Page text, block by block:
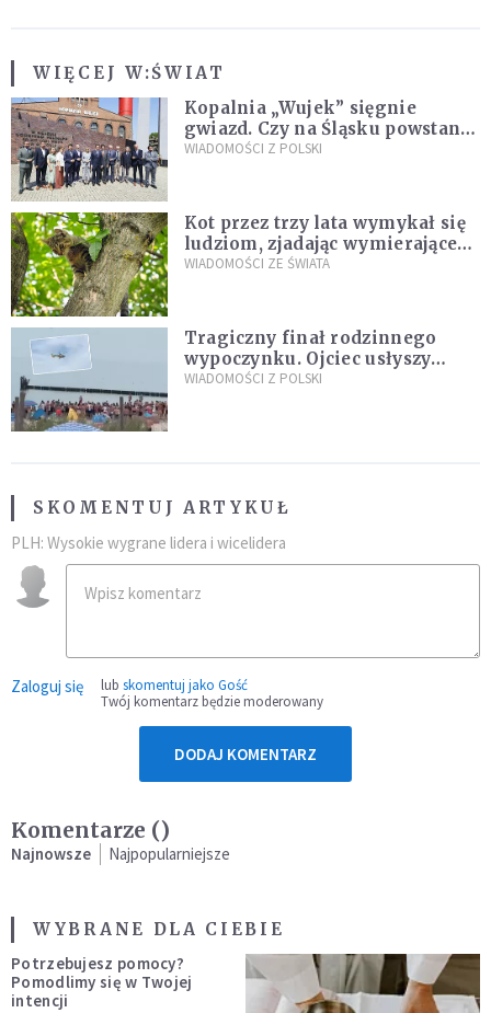
WIĘCEJ W:ŚWIAT
Kopalnia „Wujek” sięgnie
gwiazd. Czy na Śląsku powstanie
„Dolina Krzemowa”?
WIADOMOŚCI Z POLSKI
Kot przez trzy lata wymykał się
ludziom, zjadając wymierające
kaczki. W końcu popełnił
WIADOMOŚCI ZE ŚWIATA
Tragiczny finał rodzinnego
wypoczynku. Ojciec usłyszy
zarzuty
WIADOMOŚCI Z POLSKI
SKOMENTUJ ARTYKUŁ
PLH: Wysokie wygrane lidera i wicelidera
Zaloguj się lub skomentuj jako Gość
Twój komentarz będzie moderowany
DODAJ KOMENTARZ
Komentarze ()
Najnowsze Najpopularniejsze
WYBRANE DLA CIEBIE
Potrzebujesz pomocy?
Pomodlimy się w Twojej
intencji